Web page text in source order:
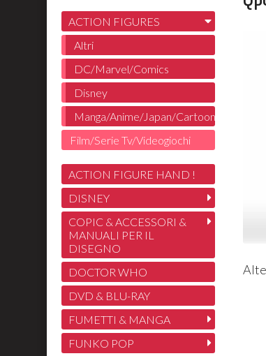
ACTION FIGURES
Altri
DC/Marvel/Comics
Disney
Manga/Anime/Japan/Cartoon
Film/Serie Tv/Videogiochi
ACTION FIGURE HAND !
DISNEY
COPIC & ACCESSORI &
MANUALI PER IL
DISEGNO
DOCTOR WHO
DVD & BLU-RAY
FUMETTI & MANGA
FUNKO POP